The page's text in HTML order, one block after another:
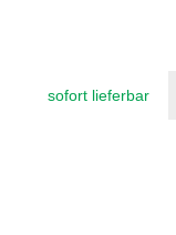
sofort lieferbar